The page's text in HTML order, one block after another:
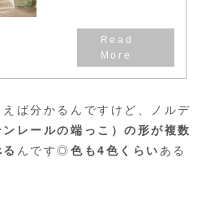
ば分かるんですけど、ノルデ
レールの端っこ）の形が複数
んです◎色も4色くらい ある